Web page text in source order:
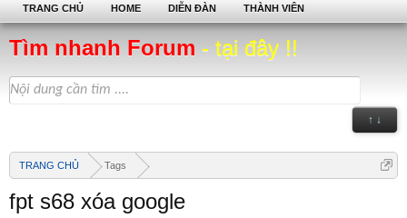
Tìm nhanh Forum - tại đây !!
↑ ↓
TRANG CHỦ Tags
fpt s68 xóa google
TRANG CHỦ HOME DIỄN ĐÀN THÀNH VIÊN